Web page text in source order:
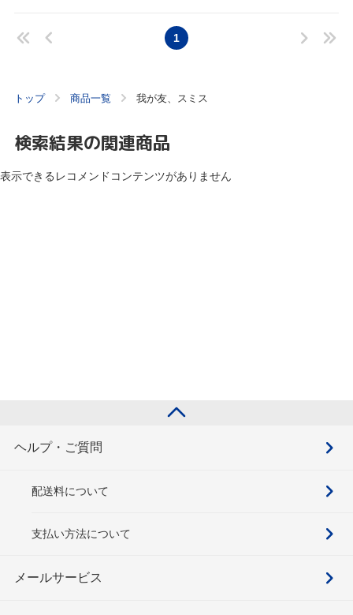
1
トップ 商品一覧 我が友、スミス
検索結果の関連商品
表示できるレコメンドコンテンツがありません
ヘルプ・ご質問
配送料について
支払い方法について
メールサービス